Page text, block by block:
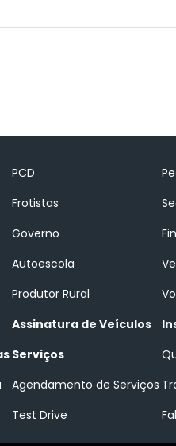
PCD
Frotistas
Governo
Autoescola
Produtor Rural
Assinatura de Veículos
Serviços
Agendamento de Serviços
Test Drive